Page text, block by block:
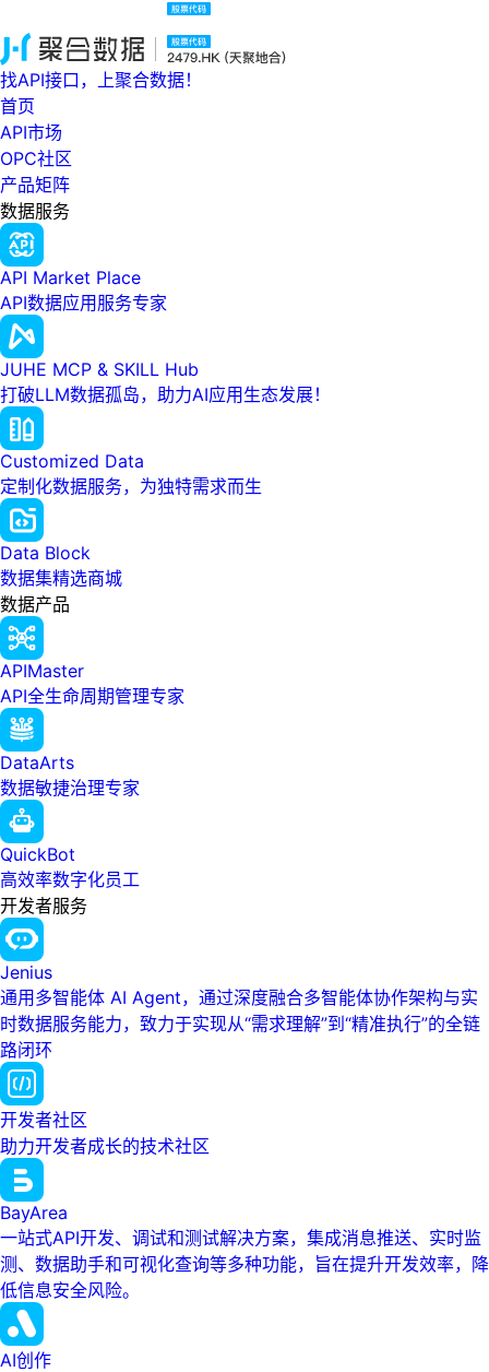
找API接口，上聚合数据！
首页
API市场
OPC社区
产品矩阵
数据服务
API Market Place
API数据应用服务专家
JUHE MCP & SKILL Hub
打破LLM数据孤岛，助力AI应用生态发展！
Customized Data
定制化数据服务，为独特需求而生
Data Block
数据集精选商城
数据产品
APIMaster
API全生命周期管理专家
DataArts
数据敏捷治理专家
QuickBot
高效率数字化员工
开发者服务
Jenius
通用多智能体 AI Agent，通过深度融合多智能体协作架构与实
时数据服务能力，致力于实现从“需求理解”到“精准执行”的全链
路闭环
开发者社区
助力开发者成长的技术社区
BayArea
一站式API开发、调试和测试解决方案，集成消息推送、实时监
测、数据助手和可视化查询等多种功能，旨在提升开发效率，降
低信息安全风险。
AI创作